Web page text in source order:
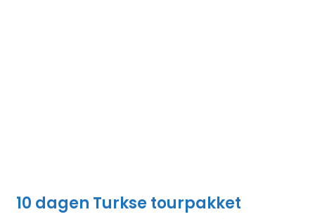
10 dagen Turkse tourpakket